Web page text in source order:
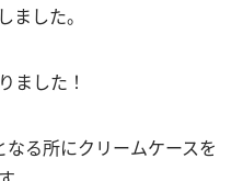
ました。
ました！
る所にクリームケースを